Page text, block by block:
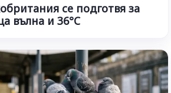
се подготвя за
вълна и 36°C